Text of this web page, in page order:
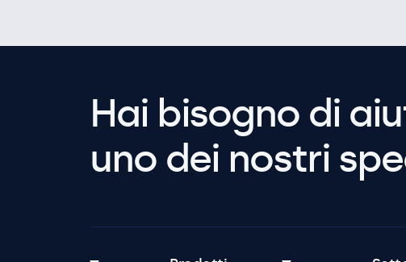
Hai bisogno di
uno dei nostri